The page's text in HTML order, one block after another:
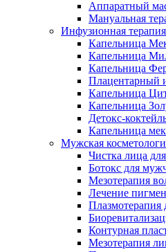
Аппаратный
Мануальная
Инфузионная терапия
Капельница
Капельница
Капельница
Плацентарный
Капельница
Капельница
Детокс-
Капельница
Мужская
Чистка лица
Ботокс для
Мезотерапия
Лечение
Плазмотерапия
Контурная
Мезотерапия